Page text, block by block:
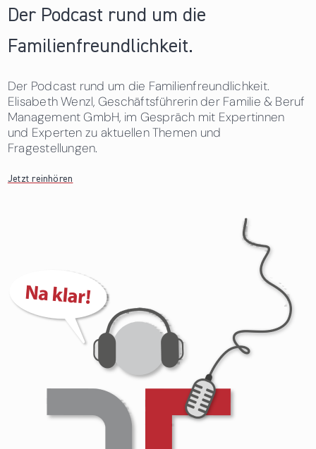
Der Podcast rund um die
Familienfreundlichkeit.
Der Podcast rund um die Familienfreundlichkeit.
Elisabeth Wenzl, Geschäftsführerin der Familie & Beruf
Management GmbH, im Gespräch mit Expertinnen
und Experten zu aktuellen Themen und
Fragestellungen.
Jetzt reinhören